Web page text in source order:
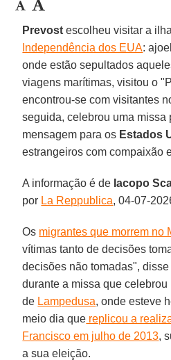
Prevost escolheu visitar a
Independência dos EUA:
onde estão sepultados
viagens marítimas, visitou o
encontrou-se com visitantes
seguida, celebrou uma missa
mensagem para os Estados
estrangeiros com compaixão
A informação é de Iacopo
por La Reppublica, 04-07-
Os migrantes que morrem no
vítimas tanto de decisões
decisões não tomadas", disse
durante a missa que
de Lampedusa, onde esteve
meio dia que replicou a
Francisco em julho de 2013,
a sua eleição.